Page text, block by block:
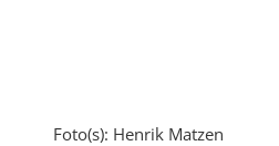
Foto(s): Henrik Matzen